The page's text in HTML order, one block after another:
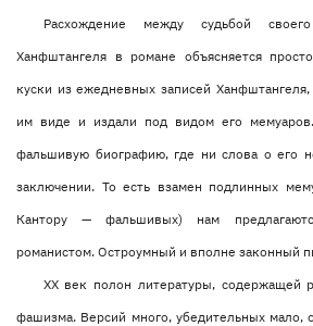
Расхождение между судьбой
Ханфштангеля в романе объясняется
куски из ежедневных записей
им виде и издали под видом его
фальшивую биографию, где ни слова о его
заключении. То есть взамен подлинных
Кантору — фальшивых) нам
романистом. Остроумный и вполне законный
ХХ век полон литературы, содержащей
фашизма. Версий много, убедительных мало,